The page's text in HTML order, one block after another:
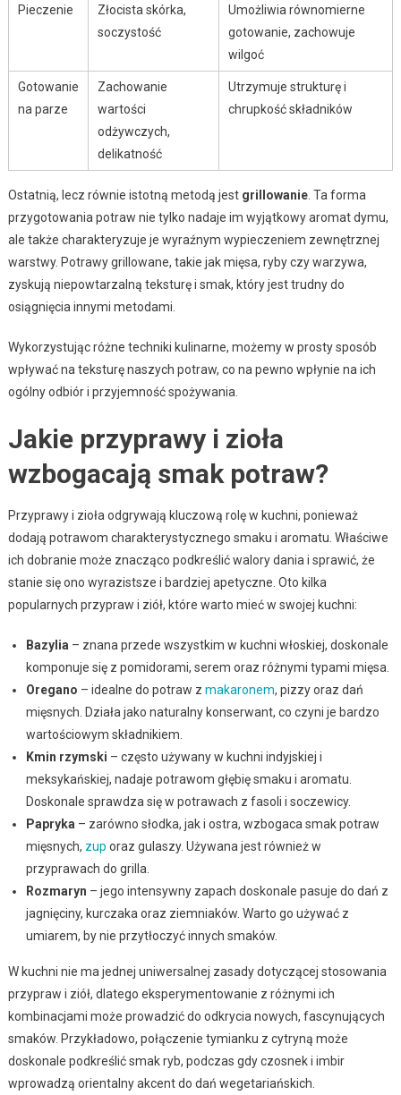
Pieczenie
Złocista skórka,
soczystość
Umożliwia równomierne
gotowanie, zachowuje
wilgoć
Gotowanie
na parze
Zachowanie
wartości
odżywczych,
delikatność
Utrzymuje strukturę i
chrupkość składników
Ostatnią, lecz równie istotną metodą jest grillowanie. Ta forma
przygotowania potraw nie tylko nadaje im wyjątkowy aromat dymu,
ale także charakteryzuje je wyraźnym wypieczeniem zewnętrznej
warstwy. Potrawy grillowane, takie jak mięsa, ryby czy warzywa,
zyskują niepowtarzalną teksturę i smak, który jest trudny do
osiągnięcia innymi metodami.
Wykorzystując różne techniki kulinarne, możemy w prosty sposób
wpływać na teksturę naszych potraw, co na pewno wpłynie na ich
ogólny odbiór i przyjemność spożywania.
Jakie przyprawy i zioła
wzbogacają smak potraw?
Przyprawy i zioła odgrywają kluczową rolę w kuchni, ponieważ
dodają potrawom charakterystycznego smaku i aromatu. Właściwe
ich dobranie może znacząco podkreślić walory dania i sprawić, że
stanie się ono wyrazistsze i bardziej apetyczne. Oto kilka
popularnych przypraw i ziół, które warto mieć w swojej kuchni:
Bazylia – znana przede wszystkim w kuchni włoskiej, doskonale
komponuje się z pomidorami, serem oraz różnymi typami mięsa.
Oregano – idealne do potraw z makaronem, pizzy oraz dań
mięsnych. Działa jako naturalny konserwant, co czyni je bardzo
wartościowym składnikiem.
Kmin rzymski – często używany w kuchni indyjskiej i
meksykańskiej, nadaje potrawom głębię smaku i aromatu.
Doskonale sprawdza się w potrawach z fasoli i soczewicy.
Papryka – zarówno słodka, jak i ostra, wzbogaca smak potraw
mięsnych, zup oraz gulaszy. Używana jest również w
przyprawach do grilla.
Rozmaryn – jego intensywny zapach doskonale pasuje do dań z
jagnięciny, kurczaka oraz ziemniaków. Warto go używać z
umiarem, by nie przytłoczyć innych smaków.
W kuchni nie ma jednej uniwersalnej zasady dotyczącej stosowania
przypraw i ziół, dlatego eksperymentowanie z różnymi ich
kombinacjami może prowadzić do odkrycia nowych, fascynujących
smaków. Przykładowo, połączenie tymianku z cytryną może
doskonale podkreślić smak ryb, podczas gdy czosnek i imbir
wprowadzą orientalny akcent do dań wegetariańskich.